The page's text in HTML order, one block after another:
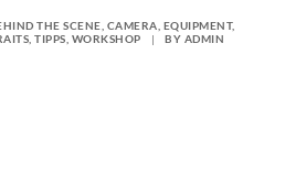
THE SCENE CAMERA EQUIPMENT,
,TIPPS WORKSHOP | BY ADMIN